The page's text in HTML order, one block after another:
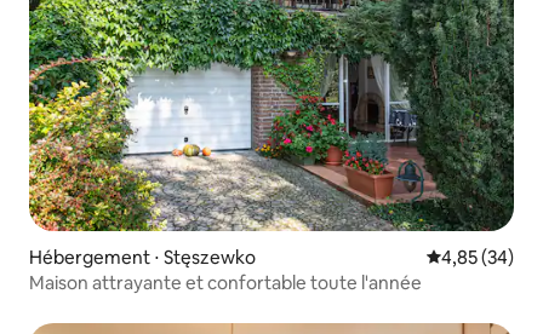
Hébergement ⋅ Stęszewko Évaluation
4,85 (34)
Maison attrayante et confortable toute l'année